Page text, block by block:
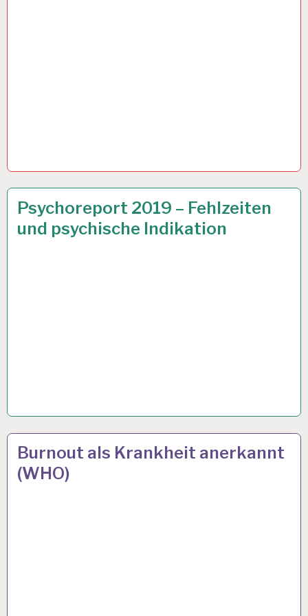
12-
STUNDEN-
ARBEITSTAG…
Psychoreport 2019 – Fehlzeiten
und psychische Indikation
26 JULI 2019
12-
STUNDEN-
ARBEITSTAG…
Burnout als Krankheit anerkannt
(WHO)
27 MAI 2019